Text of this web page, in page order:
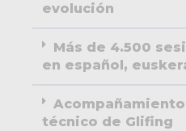
evolución
Más de 4.500
en español,
técnico de Glifing